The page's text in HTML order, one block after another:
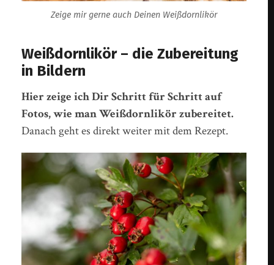
Zeige mir gerne auch Deinen Weißdornlikör
Weißdornlikör – die Zubereitung
in Bildern
Hier zeige ich Dir Schritt für Schritt auf
Fotos, wie man Weißdornlikör zubereitet.
Danach geht es direkt weiter mit dem Rezept.